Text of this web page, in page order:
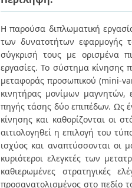
Η παρούσα διπλωματική
των δυνατοτήτων εφαρμογής
σύγκρισή τους με ορισμένα
εργασίες. Το σύστημα κίνησης
μεταφοράς προσωπικού (mini-
κινητήρας μονίμων μαγνητών,
πηγής τάσης δύο επιπέδων. Ως
κίνησης και καθορίζονται οι
αιτιολoγηθεί η επιλογή του
ισχύος και αναπτύσσονται οι
κυριότεροι ελεγκτές των
καθιερωμένες στρατηγικές
προσανατολισμένος στο πεδίο